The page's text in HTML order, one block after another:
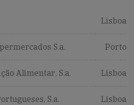
Lisboa
S.a. Porto
Alimentar, S.a. Lisboa
S.a. Lisboa